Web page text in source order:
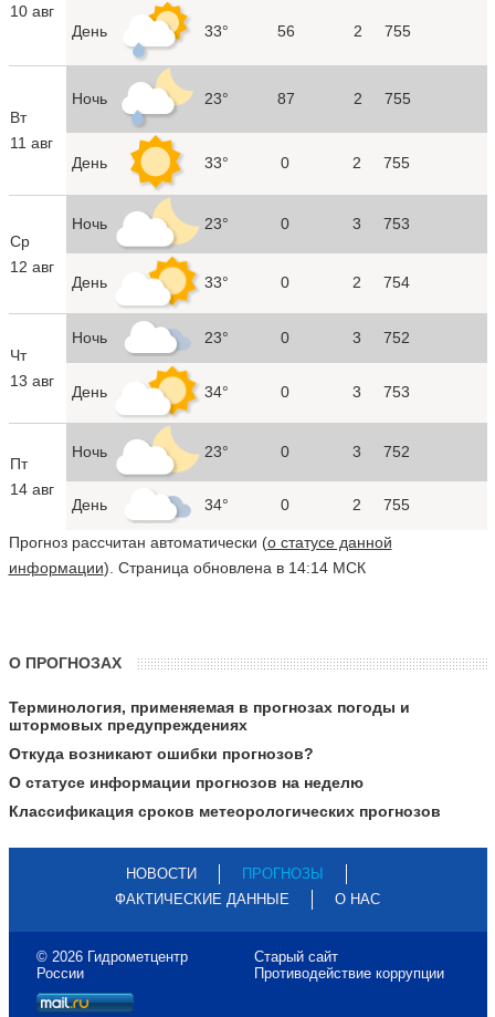
10 авг
День 33° 56 2 755
Вт
11 авг
Ночь 23° 87 2 755
День 33° 0 2 755
Ср
12 авг
Ночь 23° 0 3 753
День 33° 0 2 754
Чт
13 авг
Ночь 23° 0 3 752
День 34° 0 3 753
Пт
14 авг
Ночь 23° 0 3 752
День 34° 0 2 755
Прогноз рассчитан автоматически (о статусе данной
информации). Страница обновлена в 14:14 МСК
О ПРОГНОЗАХ
Терминология, применяемая в прогнозах погоды и
штормовых предупреждениях
Откуда возникают ошибки прогнозов?
О статусе информации прогнозов на неделю
Классификация сроков метеорологических прогнозов
НОВОСТИ
ПРОГНОЗЫ
ФАКТИЧЕСКИЕ ДАННЫЕ
О НАС
© 2026 Гидрометцентр
России
Старый сайт
Противодействие коррупции